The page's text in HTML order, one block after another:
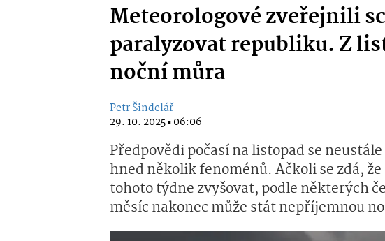
Meteorologové zveřejnili
paralyzovat republiku. Z
noční můra
Petr Šindelář
29. 10. 2025 ▪ 06:06
Předpovědi počasí na listopad se
hned několik fenoménů. Ačkoli se zdá,
tohoto týdne zvyšovat, podle některých
měsíc nakonec může stát nepříjemnou